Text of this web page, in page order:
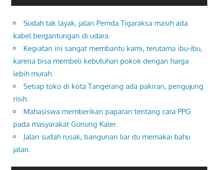
Sudah tak layak, jalan Pemda Tigaraksa masih ada
kabel bergantungan di udara.
Kegiatan ini sangat membantu kami, terutama ibu-ibu,
karena bisa membeli kebutuhan pokok dengan harga
lebih murah.
Setiap toko di kota Tangerang ada pakiran, pengujung
risih.
Mahasiswa memberikan paparan tentang cara PPG
pada masyarakat Gunung Kaler.
Jalan sudah rusak, bangunan liar itu memakai bahu
jalan.